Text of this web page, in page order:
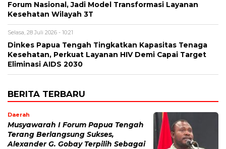
Forum Nasional, Jadi Model Transformasi Layanan
Kesehatan Wilayah 3T
Selasa, 28 Juli 2026 - 10:21
Dinkes Papua Tengah Tingkatkan Kapasitas Tenaga
Kesehatan, Perkuat Layanan HIV Demi Capai Target
Eliminasi AIDS 2030
BERITA TERBARU
Daerah
Musyawarah I Forum Papua Tengah
Terang Berlangsung Sukses,
Alexander G. Gobay Terpilih Sebagai